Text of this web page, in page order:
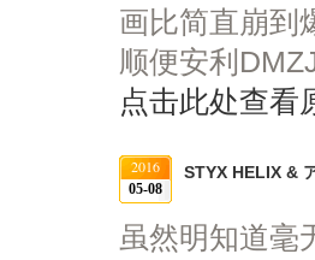
画比简直崩
顺便安利
点击此处查看
2016
05-08
STYX HELIX &
虽然明知道毫